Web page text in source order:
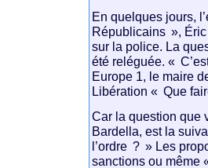
En quelques jours,
Républicains »,
sur la police. La
été reléguée. «
Europe 1, le maire
Libération « Que
Car la question que
Bardella, est la
l’ordre ? » Les
sanctions ou même